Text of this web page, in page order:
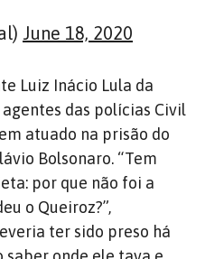
June 18, 2020
Luiz Inácio Lula da
das polícias Civil
atuado na prisão do
Bolsonaro. “Tem
por que não foi a
o Queiroz?”,
ter sido preso há